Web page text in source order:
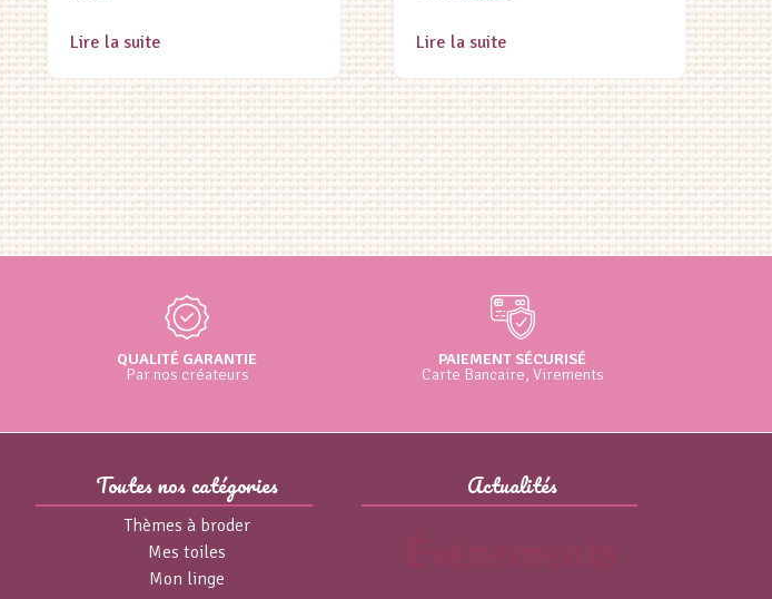
Lire la suite
initial
€16.80.
actuel
€13.40.
Lire la suite
QUALITÉ GARANTIE
Par nos créateurs
PAIEMENT SÉCURISÉ
Carte Bancaire, Virements
Toutes nos catégories
Thèmes à broder
Mes toiles
Mon linge
Actualités